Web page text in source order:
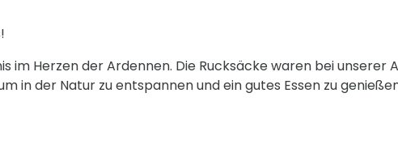
im Herzen der Ardennen. Die Rucksäcke waren bei
in der Natur zu entspannen und ein gutes Essen zu